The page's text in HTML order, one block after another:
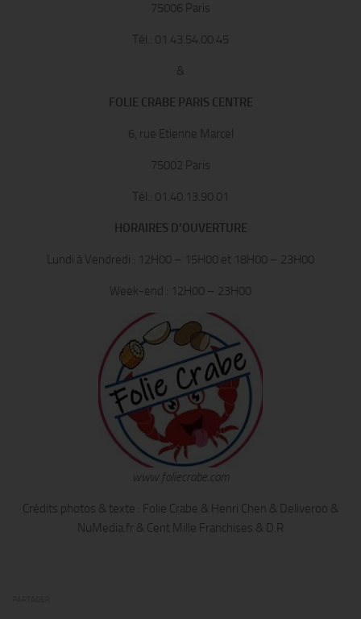
75006 Paris
Tél.: 01.43.54.00.45
&
FOLIE CRABE PARIS CENTRE
6, rue Etienne Marcel
75002 Paris
Tél.: 01.40.13.90.01
HORAIRES D’OUVERTURE
Lundi à Vendredi : 12H00 – 15H00 et 18H00 – 23H00
Week-end : 12H00 – 23H00
www.foliecrabe.com
Crédits photos & texte : Folie Crabe & Henri Chen & Deliveroo &
NuMedia.fr & Cent Mille Franchises & D.R